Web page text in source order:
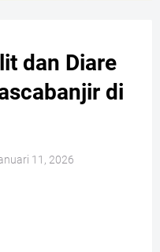
dan Diare
di
11, 2026